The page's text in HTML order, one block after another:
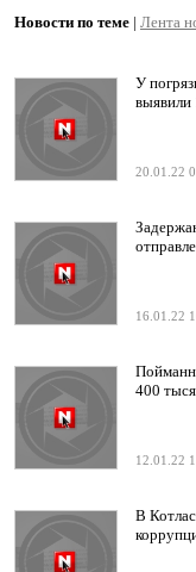
Новости по теме | Лента
У
выявили
20.01.22
16.01.22
400
12.01.22
В